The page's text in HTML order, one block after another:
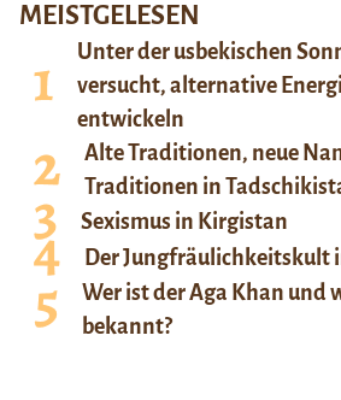
MEISTGELESEN
Unter der usbekischen
versucht, alternative
entwickeln
Alte Traditionen, neue
Traditionen in
Sexismus in Kirgistan
Der Jungfräulichkeitskult
Wer ist der Aga Khan und
bekannt?